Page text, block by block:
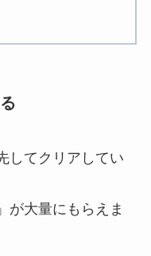
してクリアしてい
が大量にもらえま